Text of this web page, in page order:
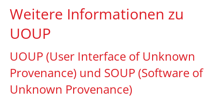
Weitere Informationen zu
UOUP
UOUP (User Interface of Unknown
Provenance) und SOUP (Software of
Unknown Provenance)